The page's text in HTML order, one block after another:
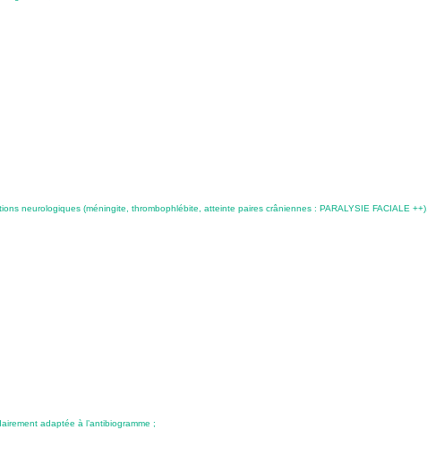
neurologiques (méningite, thrombophlébite, atteinte paires crâniennes : PARALYSIE FACIALE ++).
adaptée à l’antibiogramme ;